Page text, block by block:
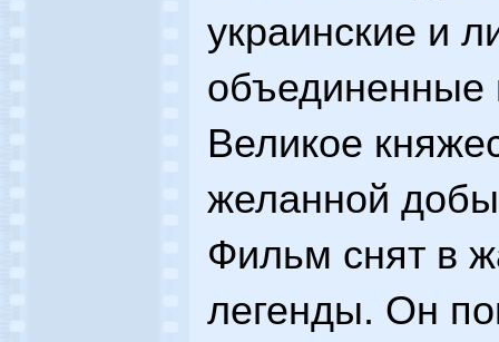
украинские и
объединенные
Великое
желанной
Фильм снят в
легенды. Он